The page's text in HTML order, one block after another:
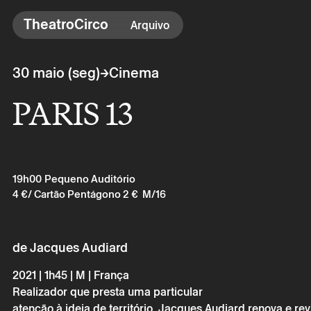
TheatroCirco
Outros
→ Bilheteira
→ O Theatro
TheatroCirco Arquivo
30 maio (seg)→Cinema
PARIS 13
19h00 Pequeno Auditório
4 €/ Cartão Pentágono 2 € M/16
de Jacques Audiard
2021 | 1h45 | M | França
Realizador que presta uma particular